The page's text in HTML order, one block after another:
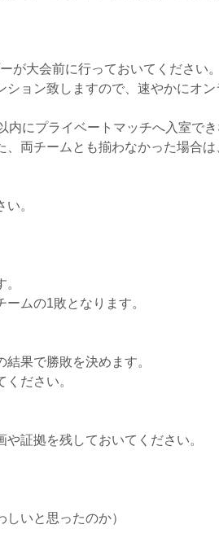
が大会前に行っておいてください。
ション致しますので、速やかにオ
内にプライベートマッチへ入室で
両チームとも揃わなかった場合は
。
ムの1敗となります。
果で勝敗を決めます。
ださい。
証拠を残しておいてください。
いと思ったのか）